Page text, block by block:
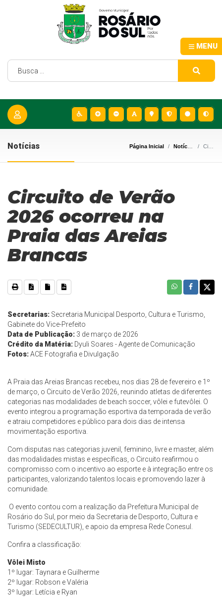
MENU
Notícias Página Inicial Notícias Circuito de Verão 2026 ocorreu na Praia das Areias Brancas
Circuito de Verão
2026 ocorreu na
Praia das Areias
Brancas
Secretarias: Secretaria Municipal Desporto, Cultura e Turismo,
Gabinete do Vice-Prefeito
Data de Publicação: 3 de março de 2026
Crédito da Matéria: Dyuli Soares - Agente de Comunicação
Fotos:ACE Fotografia e Divulgação
A Praia das Areias Brancas recebeu, nos dias 28 de fevereiro e 1º
de março, o Circuito de Verão 2026, reunindo atletas de diferentes
categorias nas modalidades de beach soccer, vôlei e futevôlei. O
evento integrou a programação esportiva da temporada de verão
e atraiu competidores e público para dois dias de intensa
movimentação esportiva.
Com disputas nas categorias juvenil, feminino, livre e master, além
das modalidades mistas e específicas, o Circuito reafirmou o
compromisso com o incentivo ao esporte e à integração entre os
participantes, valorizando talentos locais e promovendo lazer à
comunidade.
O evento contou com a realização da Prefeitura Municipal de
Rosário do Sul, por meio da Secretaria de Desporto, Cultura e
Turismo (SEDECULTUR), e apoio da empresa Rede Conesul.
Confira a classificação:
Vôlei Misto
1º lugar: Taynara e Guilherme
2º lugar: Robson e Valéria
3º lugar: Letícia e Ryan